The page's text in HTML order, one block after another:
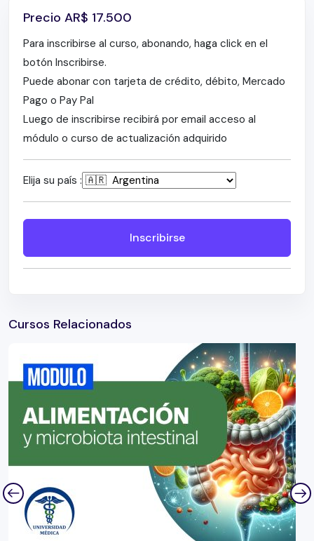
Precio AR$ 17.500
Para inscribirse al curso, abonando, haga click en el
botón Inscribirse.
Puede abonar con tarjeta de crédito, débito, Mercado
Pago o Pay Pal
Luego de inscribirse recibirá por email acceso al
módulo o curso de actualización adquirido
Elija su país :
Inscribirse
Cursos Relacionados